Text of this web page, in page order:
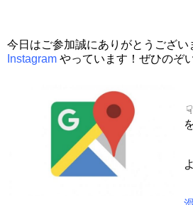
今日はご参加誠にありがとうござ
Instagram やっています！ぜひのぞ